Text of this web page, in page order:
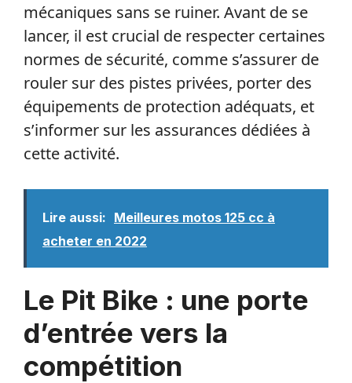
mécaniques sans se ruiner. Avant de se
lancer, il est crucial de respecter certaines
normes de sécurité, comme s’assurer de
rouler sur des pistes privées, porter des
équipements de protection adéquats, et
s’informer sur les assurances dédiées à
cette activité.
Lire aussi: Meilleures motos 125 cc à
acheter en 2022
Le Pit Bike : une porte
d’entrée vers la
compétition